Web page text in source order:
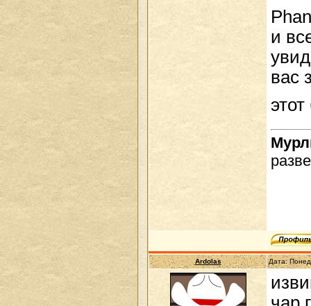
и
вас
Ardolas Дата: